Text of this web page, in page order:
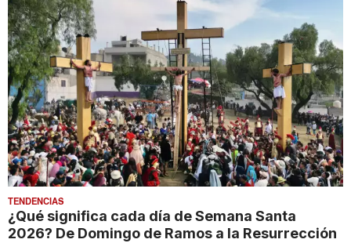
TENDENCIAS
¿Qué significa cada día de Semana Santa
2026? De Domingo de Ramos a la Resurrección